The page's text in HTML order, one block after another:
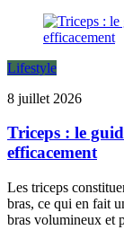
Lifestyle
8 juillet 2026
Triceps : le
efficacement
Les triceps
bras, ce qui en fait
bras volumineux et